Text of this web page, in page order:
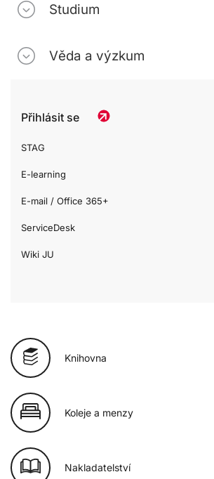
Studium
Věda a výzkum
Přihlásit se
STAG
E-learning
E-mail / Office 365+
ServiceDesk
Wiki JU
Knihovna
Koleje a menzy
Nakladatelství